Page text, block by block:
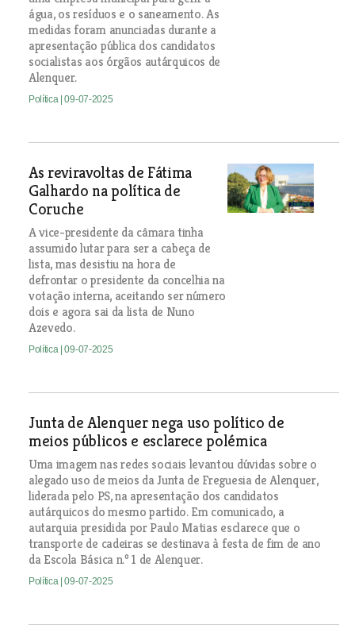
água, os resíduos e o saneamento. As
medidas foram anunciadas durante a
apresentação pública dos candidatos
socialistas aos órgãos autárquicos de
Alenquer.
Política | 09-07-2025
As reviravoltas de Fátima
Galhardo na política de
Coruche
A vice-presidente da câmara tinha
assumido lutar para ser a cabeça de
lista, mas desistiu na hora de
defrontar o presidente da concelhia na
votação interna, aceitando ser número
dois e agora sai da lista de Nuno
Azevedo.
Política | 09-07-2025
Junta de Alenquer nega uso político de
meios públicos e esclarece polémica
Uma imagem nas redes sociais levantou dúvidas sobre o
alegado uso de meios da Junta de Freguesia de Alenquer,
liderada pelo PS, na apresentação dos candidatos
autárquicos do mesmo partido. Em comunicado, a
autarquia presidida por Paulo Matias esclarece que o
transporte de cadeiras se destinava à festa de fim de ano
da Escola Básica n.º 1 de Alenquer.
Política | 09-07-2025